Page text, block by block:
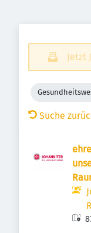
Jetzt
Suche